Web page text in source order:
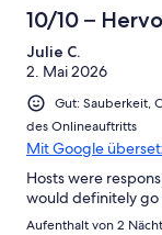
10/10 –
Julie C.
2. Mai 2026
Gut: Sauberkeit,
des Onlineauftritts
Mit Google
Hosts were
would definitely go
Aufenthalt von 2